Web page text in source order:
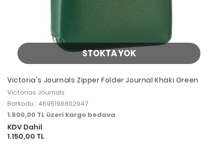
STOKTA YOK
Victoria's Journals Zipper Folder Journal Khaki Green
Victorias Journals
Barkodu : 4895198602947
1.500,00 TL üzeri kargo bedava
KDV Dahil
1.150,00 TL